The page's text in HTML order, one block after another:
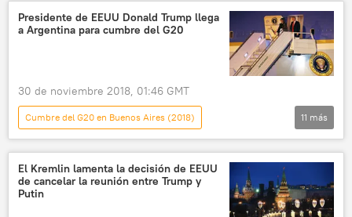
América del Norte
EEUU
Serguéi Lavrov
Mike Pompeo
Presidente de EEUU Donald Trump llega
a Argentina para cumbre del G20
30 de noviembre 2018, 01:46 GMT
Cumbre del G20 en Buenos Aires (2018)
América Latina
Internacional
política
América del Norte
EEUU
Argentina
Buenos Aires
G20
11 más
El Kremlin lamenta la decisión de EEUU
de cancelar la reunión entre Trump y
Putin